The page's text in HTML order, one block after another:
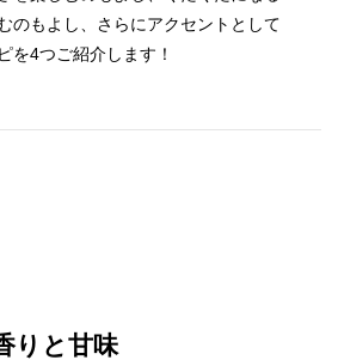
のもよし、さらにアクセントとして
を4つご紹介します！
りと甘味